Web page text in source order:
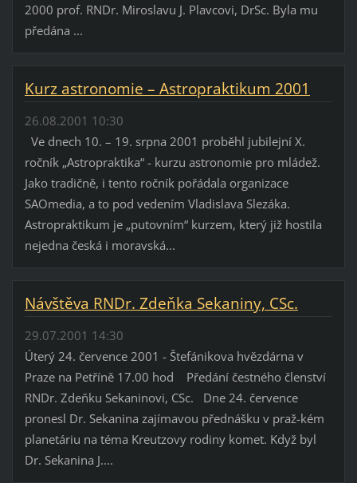
2000 prof. RNDr. Miroslavu J. Plavcovi, DrSc. Byla mu
předána ...
Kurz astronomie – Astropraktikum 2001
26.08.2001 10:30
Ve dnech 10. – 19. srpna 2001 proběhl jubilejní X.
ročník „Astropraktika“ - kurzu astronomie pro mládež.
Jako tradičně, i tento ročník pořádala organizace
SAOmedia, a to pod vedením Vladislava Slezáka.
Astropraktikum je „putovním“ kurzem, který již hostila
nejedna česká i moravská...
Návštěva RNDr. Zdeňka Sekaniny, CSc.
29.07.2001 14:30
Úterý 24. července 2001 - Štefánikova hvězdárna v
Praze na Petříně 17.00 hod Předání čestného členství
RNDr. Zdeňku Sekaninovi, CSc. Dne 24. července
pronesl Dr. Sekanina zajímavou přednášku v praž-kém
planetáriu na téma Kreutzovy rodiny komet. Když byl
Dr. Sekanina J....